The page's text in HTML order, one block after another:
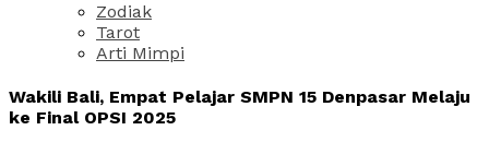
Zodiak
Tarot
Arti Mimpi
Wakili Bali, Empat Pelajar SMPN 15 Denpasar Melaju
ke Final OPSI 2025